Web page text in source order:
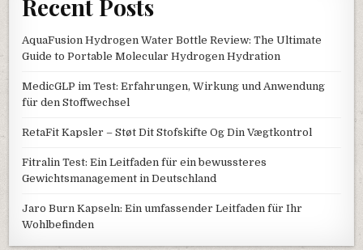
Recent Posts
AquaFusion Hydrogen Water Bottle Review: The Ultimate
Guide to Portable Molecular Hydrogen Hydration
MedicGLP im Test: Erfahrungen, Wirkung und Anwendung
für den Stoffwechsel
RetaFit Kapsler – Støt Dit Stofskifte Og Din Vægtkontrol
Fitralin Test: Ein Leitfaden für ein bewussteres
Gewichtsmanagement in Deutschland
Jaro Burn Kapseln: Ein umfassender Leitfaden für Ihr
Wohlbefinden